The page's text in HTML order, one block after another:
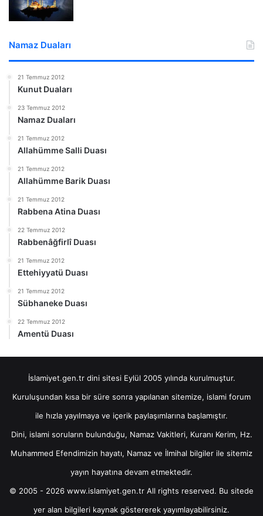
Namaz Duaları
21 Temmuz 2012
Kunut Duaları
23 Temmuz 2012
Namaz Duaları
21 Temmuz 2012
Allahümme Salli Duası
21 Temmuz 2012
Allahümme Barik Duası
21 Temmuz 2012
Rabbena Atina Duası
22 Temmuz 2012
Rabbenâğfirlî Duası
21 Temmuz 2012
Ettehiyyatü Duası
21 Temmuz 2012
Sübhaneke Duası
22 Temmuz 2012
Amentü Duası
İslamiyet.gen.tr dini sitesi Eylül 2005 yılında kurulmuştur.
Kuruluşundan kısa bir süre sonra yapılanan sitemize, islami forum
ile hızla yayılmaya ve içerik paylaşımlarına başlamıştır.
Dini, islami soruların bulunduğu, Namaz Vakitleri, Kuranı Kerim, Hz.
Muhammed Efendimizin hayatı, Namaz ve İlmihal bilgiler ile sitemiz
yayın hayatına devam etmektedir.
© 2005 - 2026 www.islamiyet.gen.tr All rights reserved. Bu sitede
yer alan bilgileri kaynak göstererek yayımlayabilirsiniz.